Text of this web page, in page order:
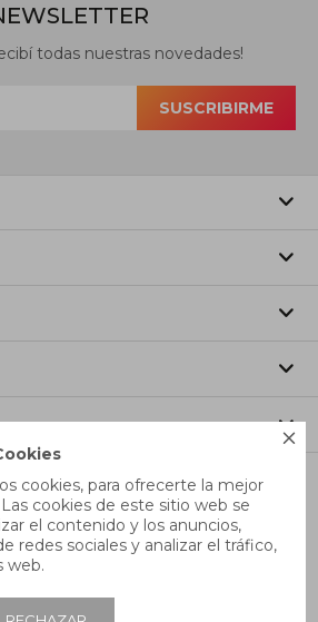

cookies, para ofrecerte la mejor
cookies de este sitio web se
el contenido y los anuncios,
redes sociales y analizar el tráfico,
web.
todas nuestras novedades!
SUSCRIBIRME